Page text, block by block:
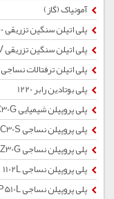
آمونیاک (گاز)
پلی اتیلن سنگین تزریقی HI0500
پلی اتیلن سنگین تزریقی 60507UV
پلی اتیلن ترفتالات نساجی SUPER BRIGHT
پلی بوتادین رابر 1220
پلی پروپیلن شیمیایی C30G
پلی پروپیلن نساجی C30S
پلی پروپیلن نساجی Z30G
پلی پروپیلن نساجی 1102L
پلی پروپیلن نساجی HP510L